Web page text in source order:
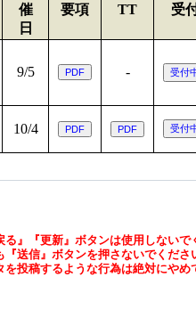
催
日
要項 TT 受
9/5 -
10/4
る』『更新』ボタンは使用しないで
『送信』ボタンを押さないでくださ
を投稿するような行為は絶対にやめ